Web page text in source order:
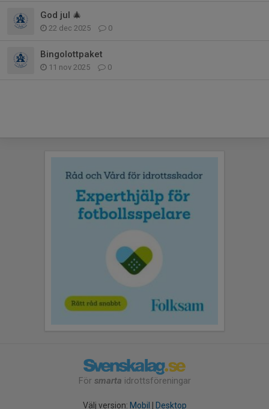
God jul 🎄
22 dec 2025 0
Bingolottpaket
11 nov 2025 0
För smarta idrottsföreningar
Välj version: Mobil | Desktop